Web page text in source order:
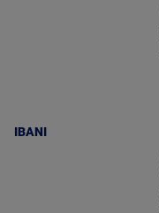
IBANI